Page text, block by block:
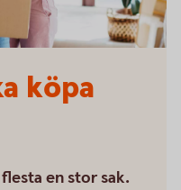
köpa
en stor sak.